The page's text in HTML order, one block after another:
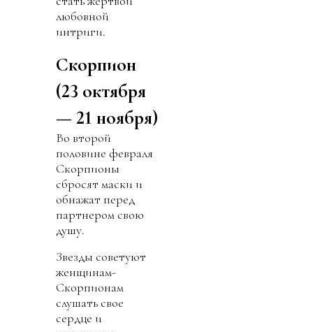
любовной
интриги.
Скорпион
(23 октября
— 21 ноября)
Во второй
половине февраля
Скорпионы
сбросят маски и
обнажат перед
партнером свою
душу.
Звезды советуют
женщинам-
Скорпионам
слушать свое
сердце и